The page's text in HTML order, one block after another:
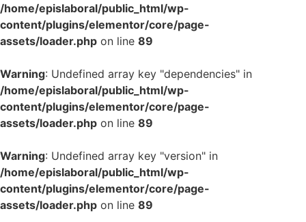
/home/epislaboral/public_html/wp-
content/plugins/elementor/core/page-
assets/loader.php on line 89
Warning: Undefined array key "dependencies" in
/home/epislaboral/public_html/wp-
content/plugins/elementor/core/page-
assets/loader.php on line 89
Warning: Undefined array key "version" in
/home/epislaboral/public_html/wp-
content/plugins/elementor/core/page-
assets/loader.php on line 89